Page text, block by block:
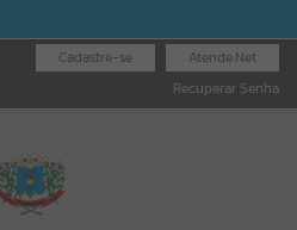
Atende.Net
Cadastre-se
Recuperar Senha